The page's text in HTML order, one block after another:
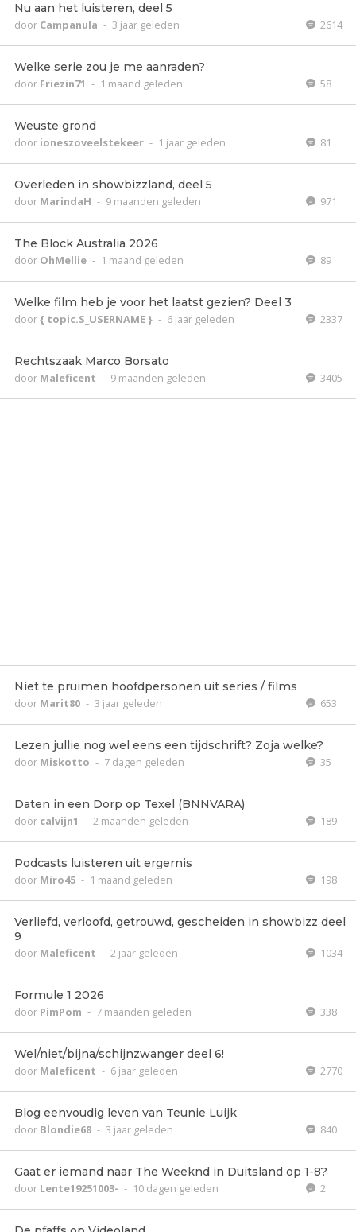
Nu aan het luisteren, deel 5
door Campanula - 3 jaar geleden 2614
Welke serie zou je me aanraden?
door Friezin71 - 1 maand geleden 58
Weuste grond
door ioneszoveelstekeer - 1 jaar geleden 81
Overleden in showbizzland, deel 5
door MarindaH - 9 maanden geleden 971
The Block Australia 2026
door OhMellie - 1 maand geleden 89
Welke film heb je voor het laatst gezien? Deel 3
door{ topic.S_USERNAME } - 6 jaar geleden 2337
Rechtszaak Marco Borsato
door Maleficent - 9 maanden geleden 3405
Niet te pruimen hoofdpersonen uit series / films
door Marit80 - 3 jaar geleden 653
Lezen jullie nog wel eens een tijdschrift? Zoja welke?
door Miskotto - 7 dagen geleden 35
Daten in een Dorp op Texel (BNNVARA)
door calvijn1 - 2 maanden geleden 189
Podcasts luisteren uit ergernis
door Miro45 - 1 maand geleden 198
Verliefd, verloofd, getrouwd, gescheiden in showbizz deel
9
door Maleficent - 2 jaar geleden 1034
Formule 1 2026
door PimPom - 7 maanden geleden 338
Wel/niet/bijna/schijnzwanger deel 6!
door Maleficent - 6 jaar geleden 2770
Blog eenvoudig leven van Teunie Luijk
door Blondie68 - 3 jaar geleden 840
Gaat er iemand naar The Weeknd in Duitsland op 1-8?
door Lente19251003- - 10 dagen geleden 2